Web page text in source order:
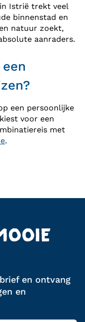
Istrië trekt veel
binnenstad en
natuur zoekt,
aanraders.
een persoonlijke
voor een
met
.
en ontvang
en